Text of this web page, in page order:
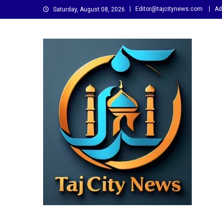
to
Saturday, August 08, 2026 Editor@tajcitynews.com